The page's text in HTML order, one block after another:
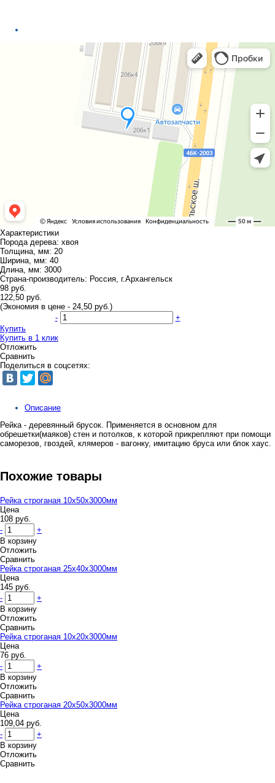
Характеристики
Порода дерева: хвоя
Толщина, мм: 20
Ширина, мм: 40
Длина, мм: 3000
Страна-производитель: Россия, г.Архангельск
98 руб.
122,50 руб.
(Экономия в цене - 24,50 руб.)
-
+
Купить
Купить в 1 клик
Отложить
Сравнить
Поделиться в соцсетях:
Описание
Рейка - деревянный брусок. Применяется в основном для
обрешетки(маяков) стен и потолков, к которой прикрепляют при помощи
саморезов, гвоздей, клямеров - вагонку, имитацию бруса или блок хаус.
Похожие товары
Рейка строганая 10х50х3000мм
Цена
108 руб.
-
+
В корзину
Отложить
Сравнить
Рейка строганая 25х40х3000мм
Цена
145 руб.
-
+
В корзину
Отложить
Сравнить
Рейка строганая 10х20х3000мм
Цена
76 руб.
-
+
В корзину
Отложить
Сравнить
Рейка строганая 20х50х3000мм
Цена
109,04 руб.
-
+
В корзину
Отложить
Сравнить